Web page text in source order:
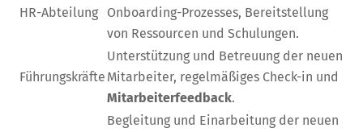
HR-Abteilung
Onboarding-Prozesses, Bereitstellung
von Ressourcen und Schulungen.
Führungskräfte
Unterstützung und Betreuung der neuen
Mitarbeiter, regelmäßiges Check-in und
Mitarbeiterfeedback.
Begleitung und Einarbeitung der neuen